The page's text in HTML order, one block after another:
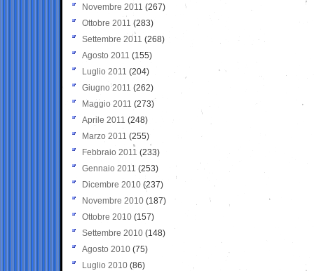
Novembre 2011 (267)
Ottobre 2011 (283)
Settembre 2011 (268)
Agosto 2011 (155)
Luglio 2011 (204)
Giugno 2011 (262)
Maggio 2011 (273)
Aprile 2011 (248)
Marzo 2011 (255)
Febbraio 2011 (233)
Gennaio 2011 (253)
Dicembre 2010 (237)
Novembre 2010 (187)
Ottobre 2010 (157)
Settembre 2010 (148)
Agosto 2010 (75)
Luglio 2010 (86)